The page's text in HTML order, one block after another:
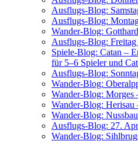
Aus­flugs-Blog:
Aus­flugs-Blog:
Wan­der-Blog:
Aus­flugs-Blog:
Spie­le-Blog: Catan –
für 5–6 Spie­ler und
Aus­flugs-Blog:
Wan­der-Blog:
Wan­der-Blog: Mor­ges
Wan­der-Blog: Heris­au
Wan­der-Blog:
Aus­flugs-Blog: 27.
Wan­der-Blog: